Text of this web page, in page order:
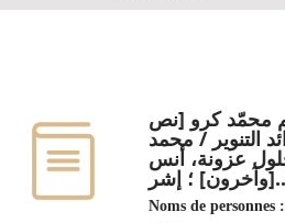
محمّد كرو [نص
التنوير / محمد
عزونة، أنس
Noms de personnes :